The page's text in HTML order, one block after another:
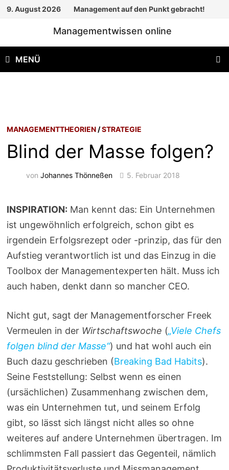
Zum
9. August 2026 Management auf den Punkt gebracht!
Managementwissen online
MENÜ
MANAGEMENTTHEORIEN /STRATEGIE
Blind der Masse folgen?
vonJohannes Thönneßen 5. Februar 2018
INSPIRATION: Man kennt das: Ein Unternehmen
ist ungewöhnlich erfolgreich, schon gibt es
irgendein Erfolgsrezept oder -prinzip, das für den
Aufstieg verantwortlich ist und das Einzug in die
Toolbox der Managementexperten hält. Muss ich
auch haben, denkt dann so mancher CEO.
Nicht gut, sagt der Managementforscher Freek
Vermeulen in der Wirtschaftswoche („Viele Chefs
folgen blind der Masse“) und hat wohl auch ein
Buch dazu geschrieben (Breaking Bad Habits).
Seine Feststellung: Selbst wenn es einen
(ursächlichen) Zusammenhang zwischen dem,
was ein Unternehmen tut, und seinem Erfolg
gibt, so lässt sich längst nicht alles so ohne
weiteres auf andere Unternehmen übertragen. Im
schlimmsten Fall passiert das Gegenteil, nämlich